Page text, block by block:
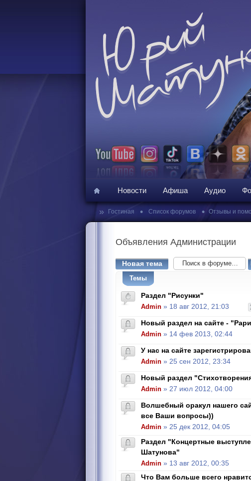
Новости Афиша Аудио
» Гостиная • Список форумов • Отзывы и
Объявления Администрации
Новая тема
Темы
Раздел "Рисунки"
Admin » 18 авг 2012, 21:03
Новый раздел на сайте -
Admin » 14 фев 2013, 02:44
У нас на сайте
Admin » 25 сен 2012, 23:34
Новый раздел
Admin » 27 июл 2012, 04:00
Волшебный оракул нашего
все Ваши вопросы))
Admin » 25 дек 2012, 04:05
Раздел "Концертные
Шатунова"
Admin » 13 авг 2012, 00:35
Что Вам больше всего